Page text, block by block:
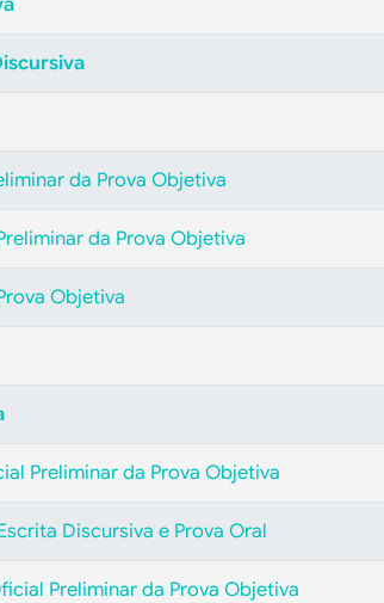
da Prova Objetiva
da Prova Objetiva
Objetiva
Preliminar da Prova Objetiva
Discursiva e Prova Oral
Preliminar da Prova Objetiva